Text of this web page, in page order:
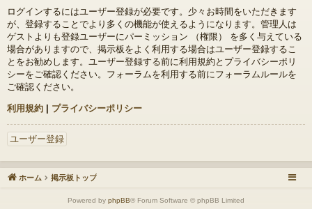
ログインするにはユーザー登録が必要です。少々お時間をいただきます
が、登録することでより多くの機能が使えるようになります。管理人は
ゲストよりも登録ユーザーにパーミッション （権限） を多く与えている
場合がありますので、掲示板をよく利用する場合はユーザー登録するこ
とをお勧めします。ユーザー登録する前に利用規約とプライバシーポリ
シーをご確認ください。フォーラムを利用する前にフォーラムルールを
ご確認ください。
利用規約 | プライバシーポリシー
ユーザー登録
ホーム 掲示板トップ
Powered by phpBB® Forum Software © phpBB Limited